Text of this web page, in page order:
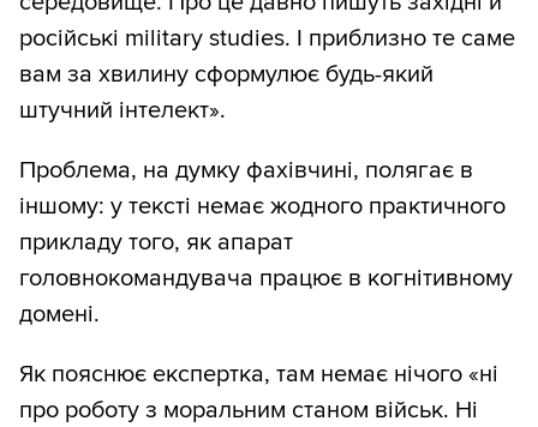
російські military studies. І приблизно те саме
вам за хвилину сформулює будь-який
штучний інтелект».
Проблема, на думку фахівчині, полягає в
іншому: у тексті немає жодного практичного
прикладу того, як апарат
головнокомандувача працює в когнітивному
домені.
Як пояснює експертка, там немає нічого «ні
про роботу з моральним станом військ. Ні